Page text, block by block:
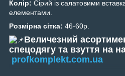
Колір: Сірий із салатовими
елементами.
Розмірна сітка: 46-60р.
Величезний
спецодягу та взуття на
profkomplekt.com.ua